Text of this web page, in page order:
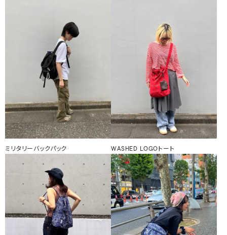
ミリタリーバックパック WASHED LOGOトート